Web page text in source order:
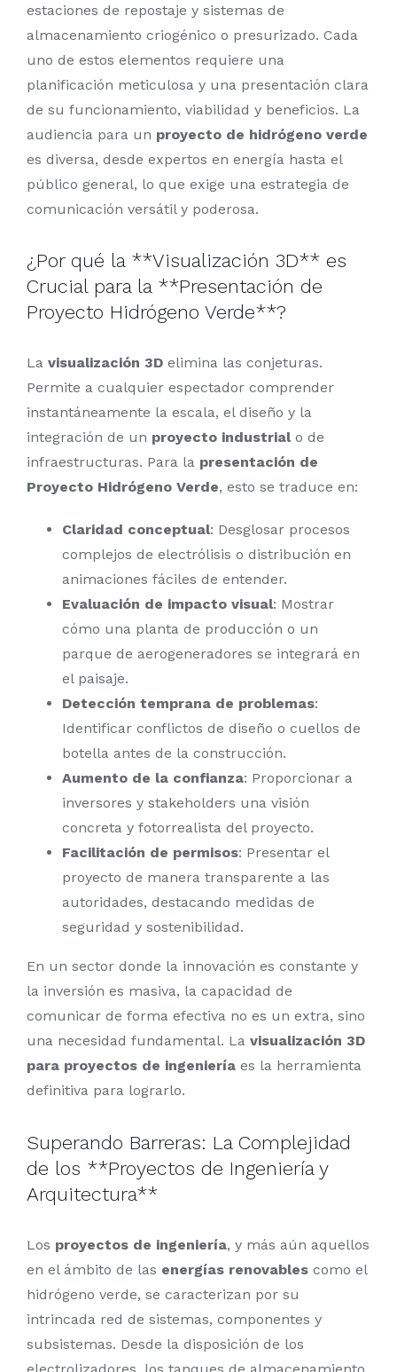
estaciones de repostaje y sistemas de
almacenamiento criogénico o presurizado. Cada
uno de estos elementos requiere una
planificación meticulosa y una presentación clara
de su funcionamiento, viabilidad y beneficios. La
audiencia para un proyecto de hidrógeno verde
es diversa, desde expertos en energía hasta el
público general, lo que exige una estrategia de
comunicación versátil y poderosa.
¿Por qué la **Visualización 3D** es
Crucial para la **Presentación de
Proyecto Hidrógeno Verde**?
La visualización 3D elimina las conjeturas.
Permite a cualquier espectador comprender
instantáneamente la escala, el diseño y la
integración de un proyecto industrialo de
infraestructuras. Para la presentación de
Proyecto Hidrógeno Verde, esto se traduce en:
Claridad conceptual: Desglosar procesos
complejos de electrólisis o distribución en
animaciones fáciles de entender.
Evaluación de impacto visual: Mostrar
cómo una planta de producción o un
parque de aerogeneradores se integrará en
el paisaje.
Detección temprana de problemas:
Identificar conflictos de diseño o cuellos de
botella antes de la construcción.
Aumento de la confianza: Proporcionar a
inversores y stakeholders una visión
concreta y fotorrealista del proyecto.
Facilitación de permisos: Presentar el
proyecto de manera transparente a las
autoridades, destacando medidas de
seguridad y sostenibilidad.
En un sector donde la innovación es constante y
la inversión es masiva, la capacidad de
comunicar de forma efectiva no es un extra, sino
una necesidad fundamental. La visualización 3D
para proyectos de ingeniería es la herramienta
definitiva para lograrlo.
Superando Barreras: La Complejidad
de los **Proyectos de Ingeniería y
Arquitectura**
Los proyectos de ingeniería, y más aún aquellos
en el ámbito de las energías renovables como el
hidrógeno verde, se caracterizan por su
intrincada red de sistemas, componentes y
subsistemas. Desde la disposición de los